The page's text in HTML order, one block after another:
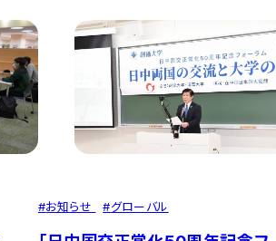
#お知らせ #グローバル